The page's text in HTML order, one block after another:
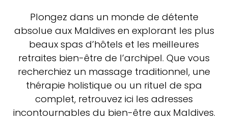
Plongez dans un monde de détente
absolue aux Maldives en explorant les plus
beaux spas d’hôtels et les meilleures
retraites bien-être de l’archipel. Que vous
recherchiez un massage traditionnel, une
thérapie holistique ou un rituel de spa
complet, retrouvez ici les adresses
incontournables du bien-être aux Maldives.